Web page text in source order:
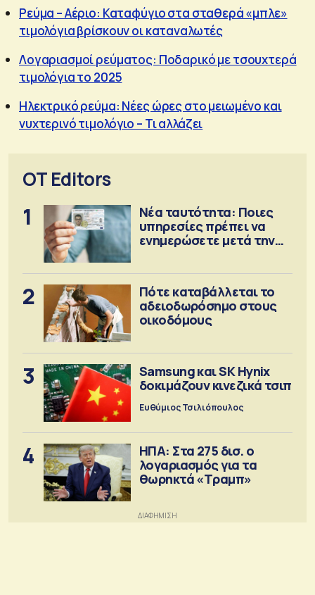
Ρεύμα – Αέριο: Καταφύγιο στα σταθερά «μπλε»
τιμολόγια βρίσκουν οι καταναλωτές
Λογαριασμοί ρεύματος: Ποδαρικό με τσουχτερά
τιμολόγια το 2025
Ηλεκτρικό ρεύμα: Νέες ώρες στο μειωμένο και
νυχτερινό τιμολόγιο – Τι αλλάζει
OT Editors
1
Νέα ταυτότητα: Ποιες
υπηρεσίες πρέπει να
ενημερώσετε μετά την
2
Πότε καταβάλλεται το
αδειοδωρόσημο στους
οικοδόμους
3
Samsung και SK Hynix
δοκιμάζουν κινεζικά τσιπ
Ευθύμιος Τσιλιόπουλος
4
ΗΠΑ: Στα 275 δισ. ο
λογαριασμός για τα
θωρηκτά «Τραμπ»